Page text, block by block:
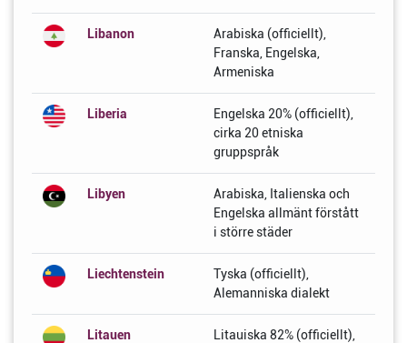
Libanon
Arabiska (officiellt),
Franska, Engelska,
Armeniska
Liberia
Engelska 20% (officiellt),
cirka 20 etniska
gruppspråk
Libyen
Arabiska, Italienska och
Engelska allmänt förstått
i större städer
Liechtenstein
Tyska (officiellt),
Alemanniska dialekt
Litauen
Litauiska 82% (officiellt),